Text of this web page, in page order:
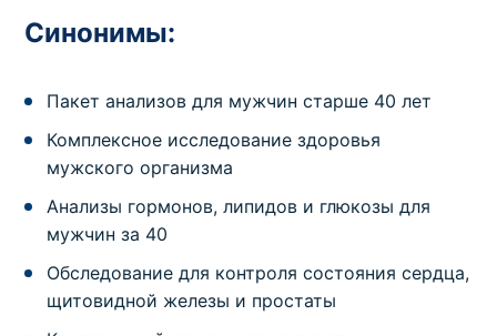
Синонимы:
Пакет анализов для мужчин старше 40 лет
Комплексное исследование здоровья
мужского организма
Анализы гормонов, липидов и глюкозы для
мужчин за 40
Обследование для контроля состояния сердца,
щитовидной железы и простаты